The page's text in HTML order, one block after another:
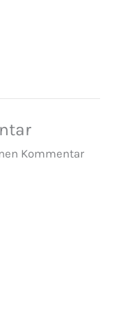
Kommentar